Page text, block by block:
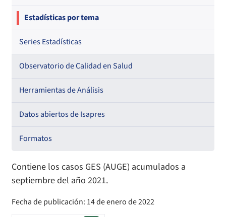
Estadísticas por tema
Series Estadísticas
Observatorio de Calidad en Salud
Herramientas de Análisis
Datos abiertos de Isapres
Formatos
Contiene los casos GES (AUGE) acumulados a
septiembre del año 2021.
Fecha de publicación: 14 de enero de 2022